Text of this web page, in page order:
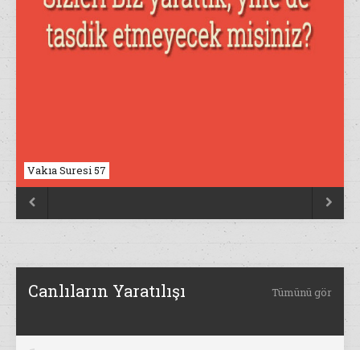
Vakıa Suresi 57
Nahl Suresi 17
 
Canlıların Yaratılışı Tümünü gör